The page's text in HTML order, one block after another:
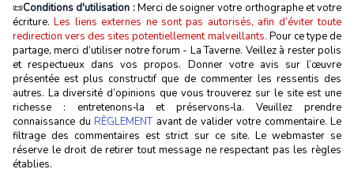
📜Conditions d'utilisation :Merci de soigner votre orthographe et votre
écriture.Les liens externes ne sont pas autorisés, afin d’éviter toute
redirection vers des sites potentiellement malveillants. Pour ce type de
partage, merci d’utiliser notre forum - La Taverne. Veillez à rester polis
et respectueux dans vos propos. Donner votre avis sur l’œuvre
présentée est plus constructif que de commenter les ressentis des
autres. La diversité d’opinions que vous trouverez sur le site est une
richesse : entretenons‑la et préservons‑la. Veuillez prendre
connaissance du RÈGLEMENTavant de valider votre commentaire. Le
filtrage des commentaires est strict sur ce site. Le webmaster se
réserve le droit de retirer tout message ne respectant pas les règles
établies.